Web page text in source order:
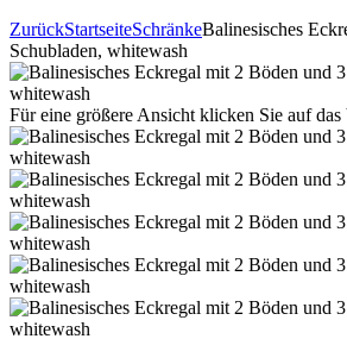
ZurückStartseiteSchränkeBalinesisches
Schubladen, whitewash
Für eine größere Ansicht klicken Sie auf das